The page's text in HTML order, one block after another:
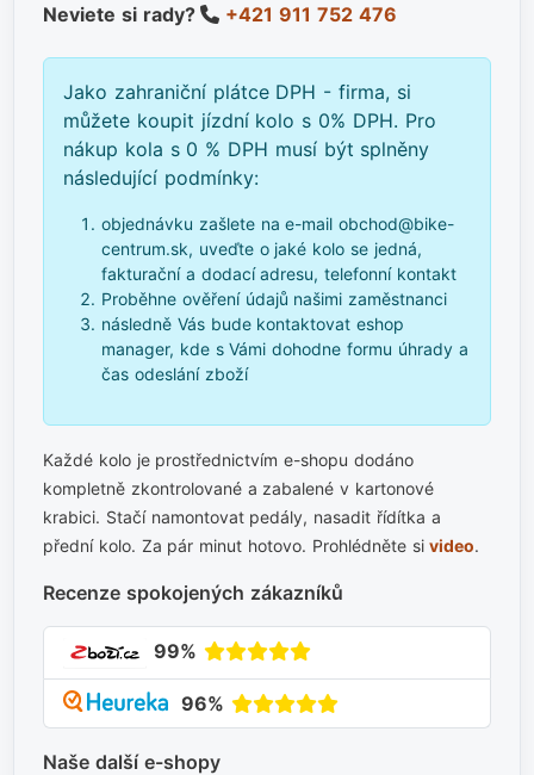
Neviete si rady? +421 911 752 476
Jako zahraniční plátce DPH - firma, si
můžete koupit jízdní kolo s 0% DPH. Pro
nákup kola s 0 % DPH musí být splněny
následující podmínky:
objednávku zašlete na e-mail obchod@bike-
centrum.sk, uveďte o jaké kolo se jedná,
fakturační a dodací adresu, telefonní kontakt
Proběhne ověření údajů našimi zaměstnanci
následně Vás bude kontaktovat eshop
manager, kde s Vámi dohodne formu úhrady a
čas odeslání zboží
Každé kolo je prostřednictvím e-shopu dodáno
kompletně zkontrolované a zabalené v kartonové
krabici. Stačí namontovat pedály, nasadit řídítka a
přední kolo. Za pár minut hotovo. Prohlédněte sivideo.
Recenze spokojených zákazníků
99%
96%
Naše další e-shopy